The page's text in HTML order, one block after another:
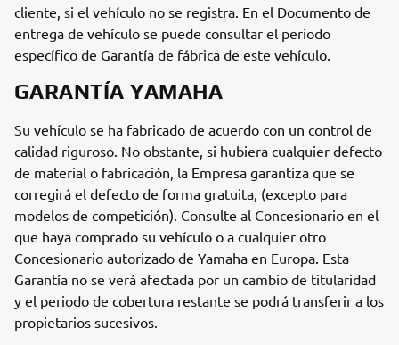
cliente, si el vehículo no se registra. En el Documento de
entrega de vehículo se puede consultar el periodo
específico de Garantía de fábrica de este vehículo.
GARANTÍA YAMAHA
Su vehículo se ha fabricado de acuerdo con un control de
calidad riguroso. No obstante, si hubiera cualquier defecto
de material o fabricación, la Empresa garantiza que se
corregirá el defecto de forma gratuita, (excepto para
modelos de competición). Consulte al Concesionario en el
que haya comprado su vehículo o a cualquier otro
Concesionario autorizado de Yamaha en Europa. Esta
Garantía no se verá afectada por un cambio de titularidad
y el periodo de cobertura restante se podrá transferir a los
propietarios sucesivos.